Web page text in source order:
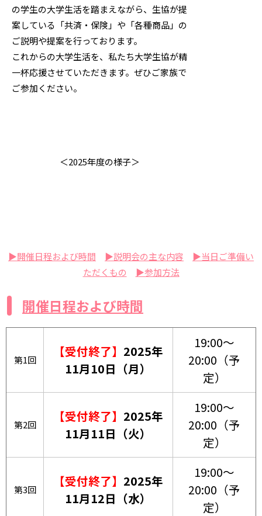
の学生の大学生活を踏まえながら、生協が提
案している「共済・保険」や「各種商品」の
ご説明や提案を行っております。
これからの大学生活を、私たち大学生協が精
一杯応援させていただきます。ぜひご家族で
ご参加ください。
＜2025年度の様子＞
▶開催日程および時間 ▶説明会の主な内容
▶当日ご準備い
ただくもの
▶参加方法
開催日程および時間
第1回
【受付終了】 2025年
11月10日（月）
19:00～
20:00（予
定）
第2回
【受付終了】 2025年
11月11日（火）
19:00～
20:00（予
定）
第3回
【受付終了】 2025年
11月12日（水）
19:00～
20:00（予
定）